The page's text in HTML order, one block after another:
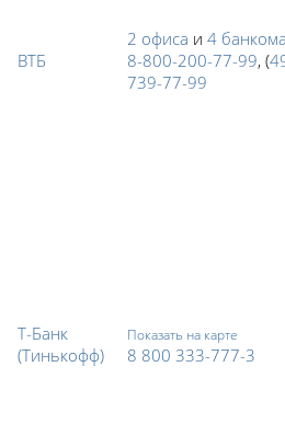
ВТБ
2 офиса и4
8-800-200-77-99, (
739-77-99
Т-Банк
(Тинькофф)
Показать на карте
8 800 333-777-3